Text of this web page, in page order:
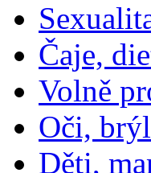
Čaje,
Volně
Oči,
Děti,